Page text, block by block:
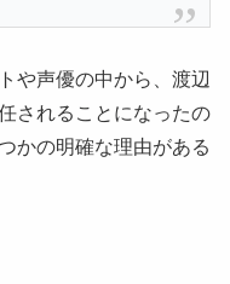
や声優の中から、渡辺
されることになったの
かの明確な理由がある